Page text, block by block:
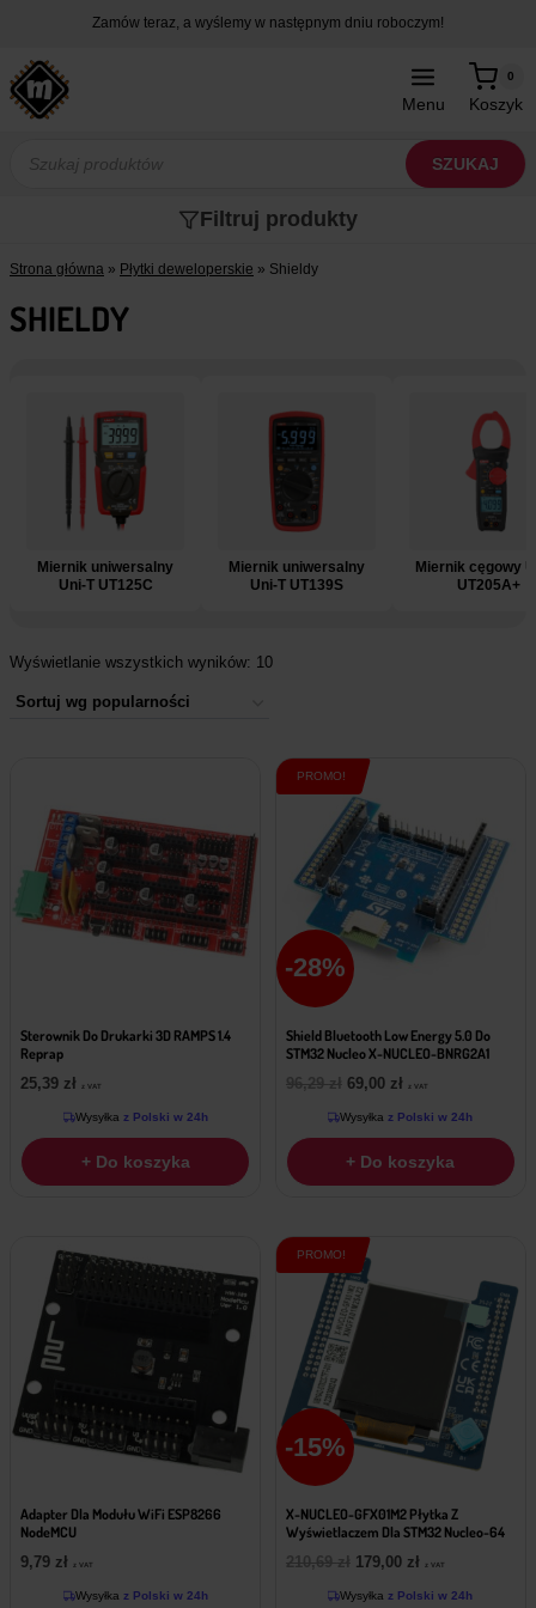
treści
Zamów teraz, a wyślemy w następnym dniu roboczym!
Menu Koszyk
0
produktów
SZUKAJ
Filtruj produkty
Strona główna » Płytki deweloperskie » Shieldy
SHIELDY
Miernik uniwersalny
Uni-T UT125C
Miernik uniwersalny
Uni-T UT139S
Miernik cęgowy
UT205A+
Wyświetlanie wszystkich wyników: 10
Sterownik Do Drukarki 3D RAMPS 1.4
Reprap
25,39 zł z VAT
Wysyłka z Polski w 24h
+ Do koszyka
-28%
PROMO!
Shield Bluetooth Low Energy 5.0 Do
STM32 Nucleo X-NUCLEO-BNRG2A1
96,29zł Pierwotna
96,29 zł.
69,00 zł Aktualna
69,00 zł.
z VAT
Wysyłka z Polski w 24h
+ Do koszyka
Adapter Dla Modułu WiFi ESP8266
NodeMCU
9,79 zł z VAT
Wysyłka z Polski w 24h
-15%
PROMO!
X-NUCLEO-GFX01M2 Płytka Z
Wyświetlaczem Dla STM32 Nucleo-64
210,69zł
Pierwotna
179,00 zł Aktualna
z VAT
Wysyłka z Polski w 24h